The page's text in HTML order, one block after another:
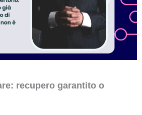
recupero garantito o